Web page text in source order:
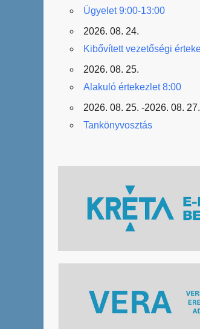
Ügyelet 9:00-13:00
2026. 08. 24.
Kibővített vezetőségi
2026. 08. 25.
Alakuló értekezlet 8:00
2026. 08. 25. -2026. 08. 27.
Tankönyvosztás